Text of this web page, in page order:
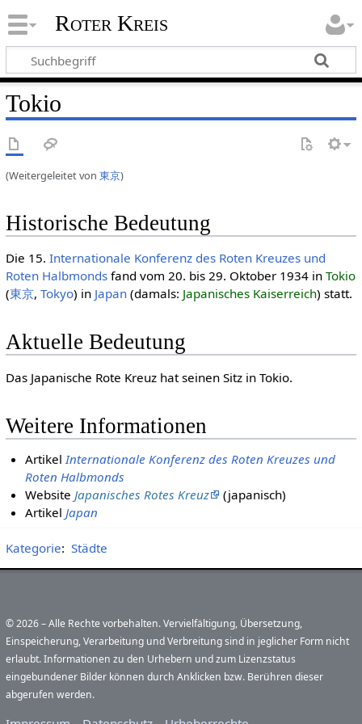
Roter Kreis
Tokio
(Weitergeleitet von 東京)
Historische Bedeutung
Die 15. Internationale Konferenz des Roten Kreuzes und
Roten Halbmondsfand vom 20. bis 29. Oktober 1934 in Tokio
(東京, Tokyo) in Japan(damals: Japanisches Kaiserreich) statt.
Aktuelle Bedeutung
Das Japanische Rote Kreuz hat seinen Sitz in Tokio.
Weitere Informationen
ArtikelInternationale Konferenz des Roten Kreuzes und
Roten Halbmonds
WebsiteJapanisches Rotes Kreuz
(japanisch)
ArtikelJapan
Kategorie: Städte
© 2026 – Alle Rechte vorbehalten. Vervielfältigung, Übersetzung,
Einspeicherung, Verarbeitung und Verbreitung sind in jeglicher Form nicht
erlaubt. Informationen zu den Urhebern und zum Lizenzstatus
eingebundener Bilder können durch Anklicken bzw. Berühren dieser
abgerufen werden.